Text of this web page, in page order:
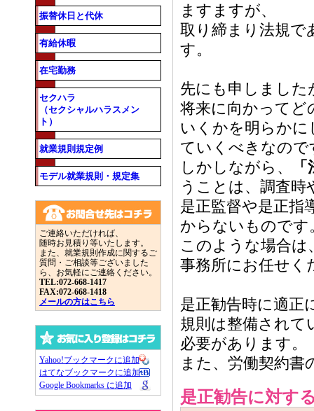
ますますが、
取り締まり法規で
す。
先にも申しました
将来に向かってど
いくかを明らかに
ていくべきなので
しかしながら、
うことは、調査時
是正監督や是正指
からないものです
このような場合は
事務所にお任せく
是正勧告時に適正
規則は整備されて
必要があります。
また、労働契約
是正勧告に対す
振替休日と代休
有給休暇
在宅勤務
セクハラ
（セクシャルハラスメン
ト）
就業規則規定例
モデル就業規則・規定集
ご連絡いただければ、
随時お見積り等いたします。
また、就業規則作成に関するご
質問・ご相談等ございました
ら、お気軽にご連絡ください。
TEL:072-668-1417
FAX:072-668-1418
メールの方はこちら
Yahoo!ブックマークに追加
はてなブックマークに追加
Google Bookmarks に追加